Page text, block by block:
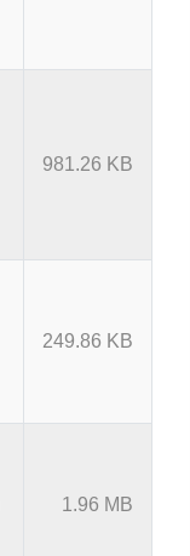
981.26 KB
249.86 KB
1.96 MB